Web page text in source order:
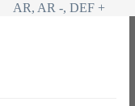
AR, AR -, DEF +